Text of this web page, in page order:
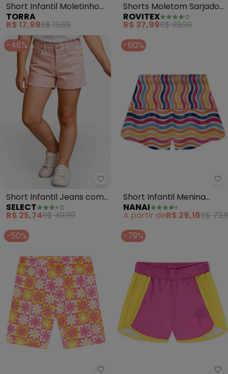
Short Infantil Moletinho
Básico (Rosa)
TORRA
R$ 17,99R$ 19,99
Shorts Moletom Sarjado
Feminino Infantil (Rosa)
ROVITEX
R$ 37,99R$ 99,99
-48%
Select - Short Infantil Jeans
Short Infantil Jeans com
Bolsos (Rosa)
SELECT
R$ 25,74R$ 49,99
-60%
Short Infantil Menina
Listras (Rosa)
NANAI
A partir deR$ 29,16R$
-50%
-79%